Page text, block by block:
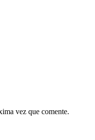
vez que comente.